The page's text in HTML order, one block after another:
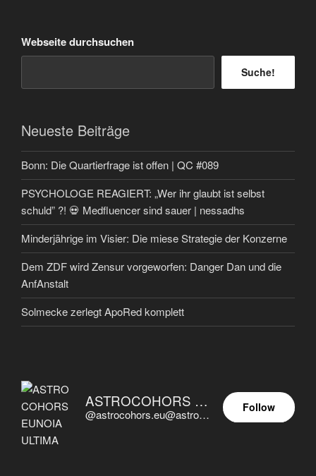
Webseite durchsuchen
Suche!
Neueste Beiträge
Bonn: Die Quartierfrage ist offen | QC #089
PSYCHOLOGE REAGIERT: „Wer ihr glaubt ist selbst
schuld” ?! 💀 Medfluencer sind sauer | nessadhs
Minderjährige im Visier: Die miese Strategie der Konzerne
Dem ZDF wird Zensur vorgeworfen: Danger Dan und die
AnfAnstalt
Solmecke zerlegt ApoRed komplett
ASTROCOHORS EUNOIA ULTIMA
@astrocohors.eu@astrocohors.eu
Follow